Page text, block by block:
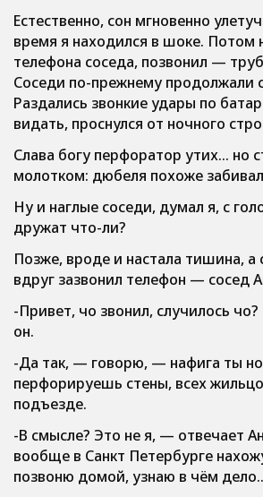
Естественно, сон мгновенно
время я находился в шоке. Потом
телефона соседа, позвонил —
Соседи по-прежнему продолжали
Раздались звонкие удары по
видать, проснулся от ночного
Слава богу перфоратор утих… но
молотком: дюбеля похоже
Ну и наглые соседи, думал я, с
дружат что-ли?
Позже, вроде и настала тишина, а
вдруг зазвонил телефон — сосед
-Привет, чо звонил, случилось
он.
-Да так, — говорю, — нафига ты
перфорируешь стены, всех
подъезде.
-В смысле? Это не я, — отвечает
вообще в Санкт Петербурге
позвоню домой, узнаю в чём